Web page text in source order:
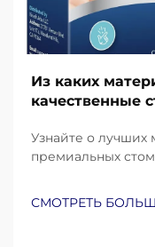
Из каких
качественные
Узнайте о лучших
премиальных
улучшают
СМОТРЕТЬ